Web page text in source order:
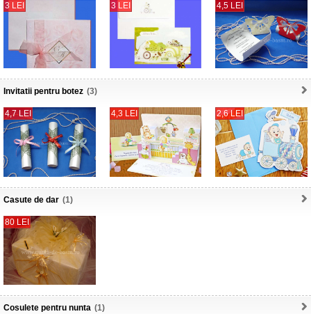
3 LEI 3 LEI 4,5 LEI
Invitatii pentru botez (3)
4,7 LEI 4,3 LEI 2,6 LEI
Casute de dar (1)
80 LEI
Cosulete pentru nunta (1)